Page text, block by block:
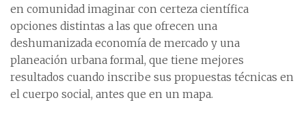
en comunidad imaginar con certeza científica
opciones distintas a las que ofrecen una
deshumanizada economía de mercado y una
planeación urbana formal, que tiene mejores
resultados cuando inscribe sus propuestas técnicas en
el cuerpo social, antes que en un mapa.